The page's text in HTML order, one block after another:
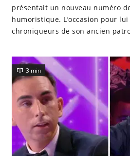
présentait un nouveau numéro
humoristique. L’occasion pour
chroniqueurs de son ancien
3 min